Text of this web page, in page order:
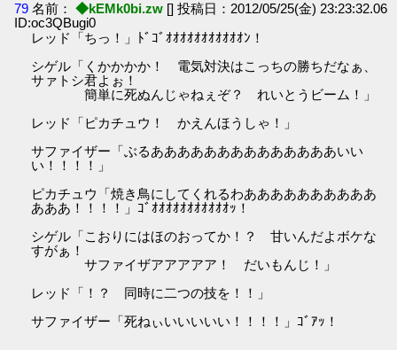
79 名前： ◆kEMk0bi.zw [] 投稿日：2012/05/25(金) 23:23:32.06
ID:oc3QBugi0
レッド「ちっ！」ﾄﾞｺﾞｵｵｵｵｵｵｵｵｵｵｵﾝ！
シゲル「くかかかか！ 電気対決はこっちの勝ちだなぁ、
サァトシ君よぉ！
簡単に死ぬんじゃねぇぞ？ れいとうビーム！」
レッド「ピカチュウ！ かえんほうしゃ！」
サファイザー「ぶるああああああああああああああいい
い！！！！」
ピカチュウ「焼き鳥にしてくれるわああああああああああ
あああ！！！！」ｺﾞｵｵｵｵｵｵｵｵｵｵｵｯ！
シゲル「こおりにはほのおってか！？ 甘いんだよボケな
すがぁ！
サファイザアアアアア！ だいもんじ！」
レッド「！？ 同時に二つの技を！！」
サファイザー「死ねぃいいいいい！！！！」ｺﾞｱｯ！